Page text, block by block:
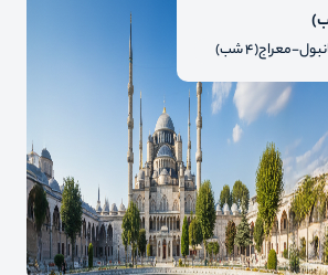
معراج(4 شب)